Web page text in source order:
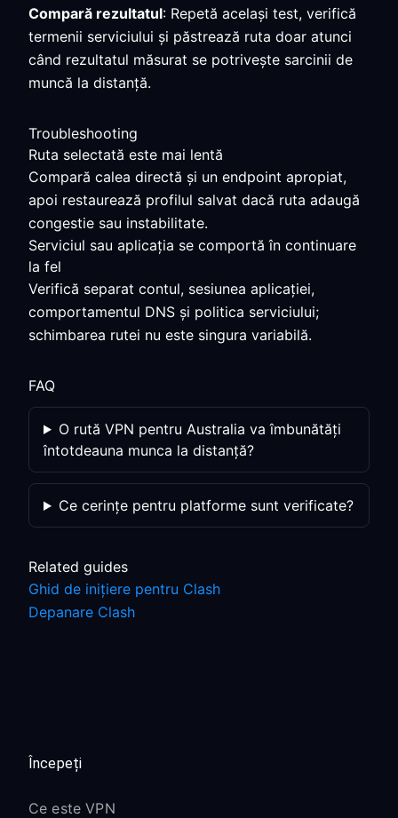
Compară rezultatul: Repetă același test, verifică
termenii serviciului și păstrează ruta doar atunci
când rezultatul măsurat se potrivește sarcinii de
muncă la distanță.
Troubleshooting
Ruta selectată este mai lentă
Compară calea directă și un endpoint apropiat,
apoi restaurează profilul salvat dacă ruta adaugă
congestie sau instabilitate.
Serviciul sau aplicația se comportă în continuare
la fel
Verifică separat contul, sesiunea aplicației,
comportamentul DNS și politica serviciului;
schimbarea rutei nu este singura variabilă.
FAQ
O rută VPN pentru Australia va îmbunătăți
întotdeauna munca la distanță?
Ce cerințe pentru platforme sunt verificate?
Related guides
Ghid de inițiere pentru Clash
Depanare Clash
Începeți
Ce este VPN